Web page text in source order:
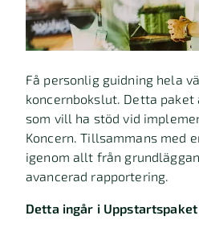
Få personlig guidning hela
koncernbokslut. Detta
som vill ha stöd vid
Koncern. Tillsammans med
igenom allt från
avancerad rapportering.
Detta ingår i